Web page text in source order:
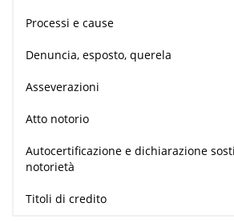
Processi e cause
Denuncia, esposto, querela
Asseverazioni
Atto notorio
Autocertificazione e dichiarazione
notorietà
Titoli di credito